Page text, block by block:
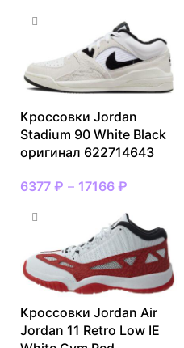
Кроссовки Jordan
Stadium 90 White Black
оригинал 622714643
6377 ₽ – 17166 ₽
Кроссовки Jordan Air
Jordan 11 Retro Low IE